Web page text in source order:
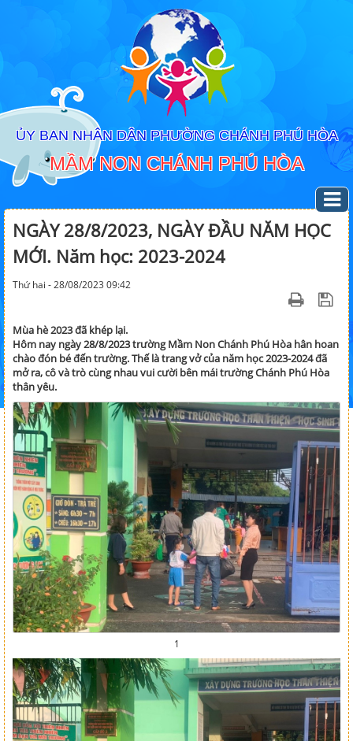
ỦY BAN NHÂN DÂN PHƯỜNG CHÁNH PHÚ HÒA
MẦM NON CHÁNH PHÚ HÒA
NGÀY 28/8/2023, NGÀY ĐẦU NĂM HỌC
MỚI. Năm học: 2023-2024
Thứ hai - 28/08/2023 09:42
Mùa hè 2023 đã khép lại.
Hôm nay ngày 28/8/2023 trường Mầm Non Chánh Phú Hòa hân hoan
chào đón bé đến trường. Thế là trang vở của năm học 2023-2024 đã
mở ra, cô và trò cùng nhau vui cười bên mái trường Chánh Phú Hòa
thân yêu.
1